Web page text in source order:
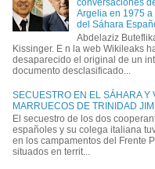
conversaciones
Argelia en 1975 a
del Sáhara
Abdelaziz
Kissinger. E n la web Wikileaks
desaparecido el original de un
documento desclasificado...
SECUESTRO EN EL SÁHARA Y
MARRUECOS DE TRINIDAD
El secuestro de los dos
españoles y su colega italiana
en los campamentos del Frente
situados en territ...